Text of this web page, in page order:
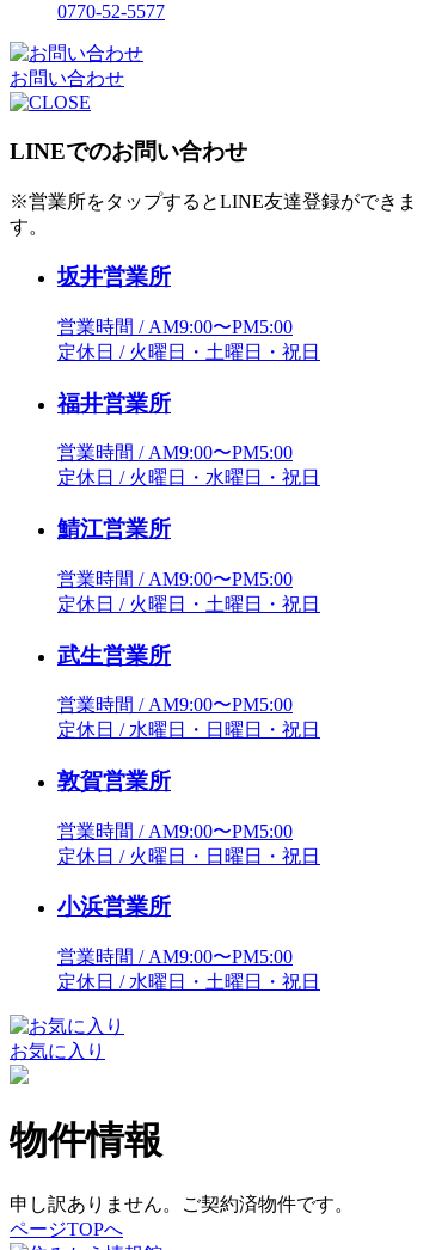
0770-52-5577
お問い合わせ
LINEでのお問い合わせ
※営業所をタップするとLINE友達登録ができま
す。
坂井営業所
営業時間 / AM9:00〜PM5:00
定休日 / 火曜日・土曜日・祝日
福井営業所
営業時間 / AM9:00〜PM5:00
定休日 / 火曜日・水曜日・祝日
鯖江営業所
営業時間 / AM9:00〜PM5:00
定休日 / 火曜日・土曜日・祝日
武生営業所
営業時間 / AM9:00〜PM5:00
定休日 / 水曜日・日曜日・祝日
敦賀営業所
営業時間 / AM9:00〜PM5:00
定休日 / 火曜日・日曜日・祝日
小浜営業所
営業時間 / AM9:00〜PM5:00
定休日 / 水曜日・土曜日・祝日
お気に入り
物件情報
申し訳ありません。ご契約済物件です。
ページTOPへ